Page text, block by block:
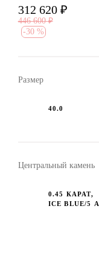
312 620 ₽
446 600 ₽
-30 %
Размер
40.0
Центральный камень
0.45 КАРАТ,
ICE BLUE/5 А